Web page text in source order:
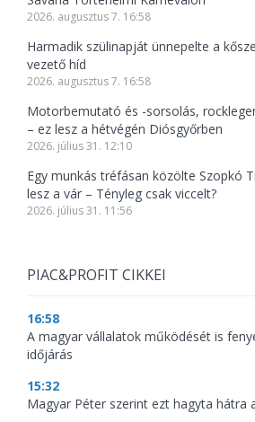
2026. augusztus 7. 16:58
Harmadik szülinapját ünnepelte a
vezető híd
2026. augusztus 7. 16:58
Motorbemutató és -sorsolás,
– ez lesz a hétvégén Diósgyőrben
2026. július 31. 12:10
Egy munkás tréfásan közölte Szopkó
lesz a vár – Tényleg csak viccelt?
2026. július 31. 11:56
PIAC&PROFIT CIKKEI
16:58
A magyar vállalatok működését is
időjárás
15:32
Magyar Péter szerint ezt hagyta hátra